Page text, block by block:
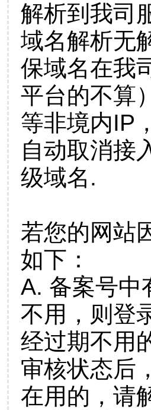
解析到我司
域名解析无
保域名在我
平台的不算
等非境内IP
自动取消接
级域名.
若您的网站
如下：
A. 备案号中
不用，则登
经过期不用
审核状态后
在用的，请